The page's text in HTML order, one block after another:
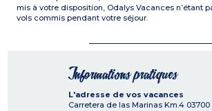
mis à votre disposition, Odalys Vacances n’étant
vols commis pendant votre séjour.
Informations pratiques
L'adresse de vos vacances
Carretera de las Marinas Km.4 03700